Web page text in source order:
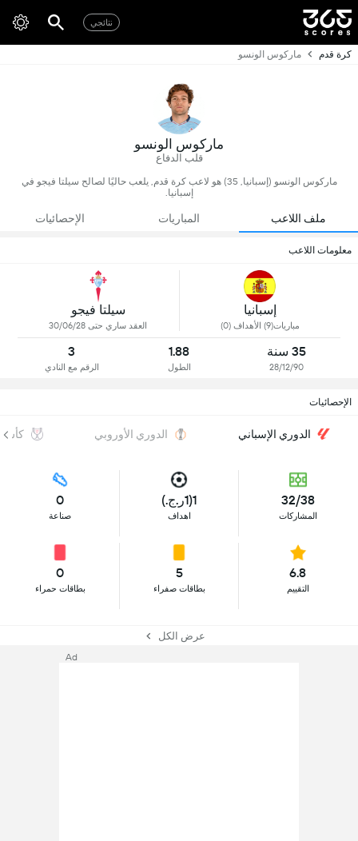
نتائجي
كرة قدم ماركوس الونسو
ماركوس الونسو
قلب الدفاع
ماركوس الونسو (إسبانيا, 35) هو لاعب كرة قدم, يلعب حاليًا لصالح سيلتا فيجو في
إسبانيا.
ملف اللاعب المباريات الإحصائيات
معلومات اللاعب
إسبانيا
مباريات(9) الأهداف (0)
سيلتا فيجو
العقد ساري حتى 30/06/28
35 سنة
28/12/90
1.88
الطول
3
الرقم مع النادي
الإحصائيات
الدوري الإسباني الدوري الأوروبي كأس
32/38
المشاركات
1(1ر.ج.)
اهداف
0
صناعة
6.8
التقييم
5
بطاقات صفراء
0
بطاقات حمراء
عرض الكل
Ad